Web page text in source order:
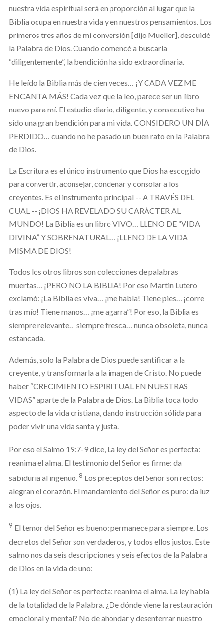
nuestra vida espiritual será en proporción al lugar que la
Biblia ocupa en nuestra vida y en nuestros pensamientos. Los
primeros tres años de mi conversión [dijo Mueller], descuidé
la Palabra de Dios. Cuando comencé a buscarla
“diligentemente”, la bendición ha sido extraordinaria.
He leído la Biblia más de cien veces… ¡Y CADA VEZ ME
ENCANTA MÁS! Cada vez que la leo, parece ser un libro
nuevo para mí. El estudio diario, diligente, y consecutivo ha
sido una gran bendición para mi vida. CONSIDERO UN DÍA
PERDIDO… cuando no he pasado un buen rato en la Palabra
de Dios.
La Escritura es el único instrumento que Dios ha escogido
para convertir, aconsejar, condenar y consolar a los
creyentes. Es el instrumento principal -- A TRAVÉS DEL
CUAL -- ¡DIOS HA REVELADO SU CARÁCTER AL
MUNDO! La Biblia es un libro VIVO… LLENO DE “VIDA
DIVINA” Y SOBRENATURAL… ¡LLENO DE LA VIDA
MISMA DE DIOS!
Todos los otros libros son colecciones de palabras
muertas… ¡PERO NO LA BIBLIA! Por eso Martin Lutero
exclamó: ¡La Biblia es viva… ¡me habla! Tiene pies… ¡corre
tras mío! Tiene manos… ¡me agarra”! Por eso, la Biblia es
siempre relevante… siempre fresca… nunca obsoleta, nunca
estancada.
Además, solo la Palabra de Dios puede santificar a la
creyente, y transformarla a la imagen de Cristo. No puede
haber “CRECIMIENTO ESPIRITUAL EN NUESTRAS
VIDAS” aparte de la Palabra de Dios. La Biblia toca todo
aspecto de la vida cristiana, dando instrucción sólida para
poder vivir una vida santa y justa.
Por eso el Salmo 19:7-9 dice, La ley del Señor es perfecta:
reanima el alma. El testimonio del Señor es firme: da
sabiduría al ingenuo. 8 Los preceptos del Señor son rectos:
alegran el corazón. El mandamiento del Señor es puro: da luz
a los ojos.
9 El temor del Señor es bueno: permanece para siempre. Los
decretos del Señor son verdaderos, y todos ellos justos. Este
salmo nos da seis descripciones y seis efectos de la Palabra
de Dios en la vida de uno:
(1) La ley del Señor es perfecta: reanima el alma. La ley habla
de la totalidad de la Palabra. ¿De dónde viene la restauración
emocional y mental? No de ahondar y desenterrar nuestro